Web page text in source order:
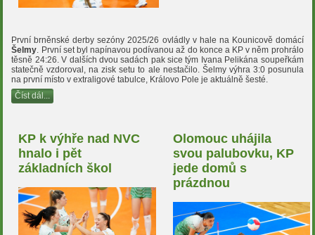
První brněnské derby sezóny 2025/26 ovládly v hale na Kounicově domácí
Šelmy. První set byl napínavou podívanou až do konce a KP v něm prohrálo
těsně 24:26. V dalších dvou sadách pak sice tým Ivana Pelikána soupeřkám
statečně vzdoroval, na zisk setu to ale nestačilo. Šelmy výhra 3:0 posunula
na první místo v extraligové tabulce, Královo Pole je aktuálně šesté.
Číst dál...
KP k výhře nad NVC
hnalo i pět
základních škol
Olomouc uhájila
svou palubovku, KP
jede domů s
prázdnou